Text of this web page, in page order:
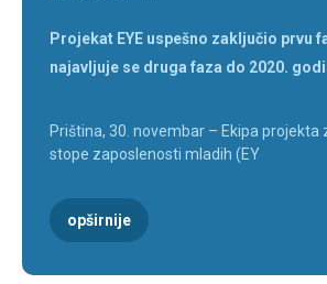
Projekat EYE uspešno zaključio prvu
najavljuje se druga faza do 2020.
Priština, 30. novembar – Ekipa projekta
stope zaposlenosti mladih (EY
opširnije